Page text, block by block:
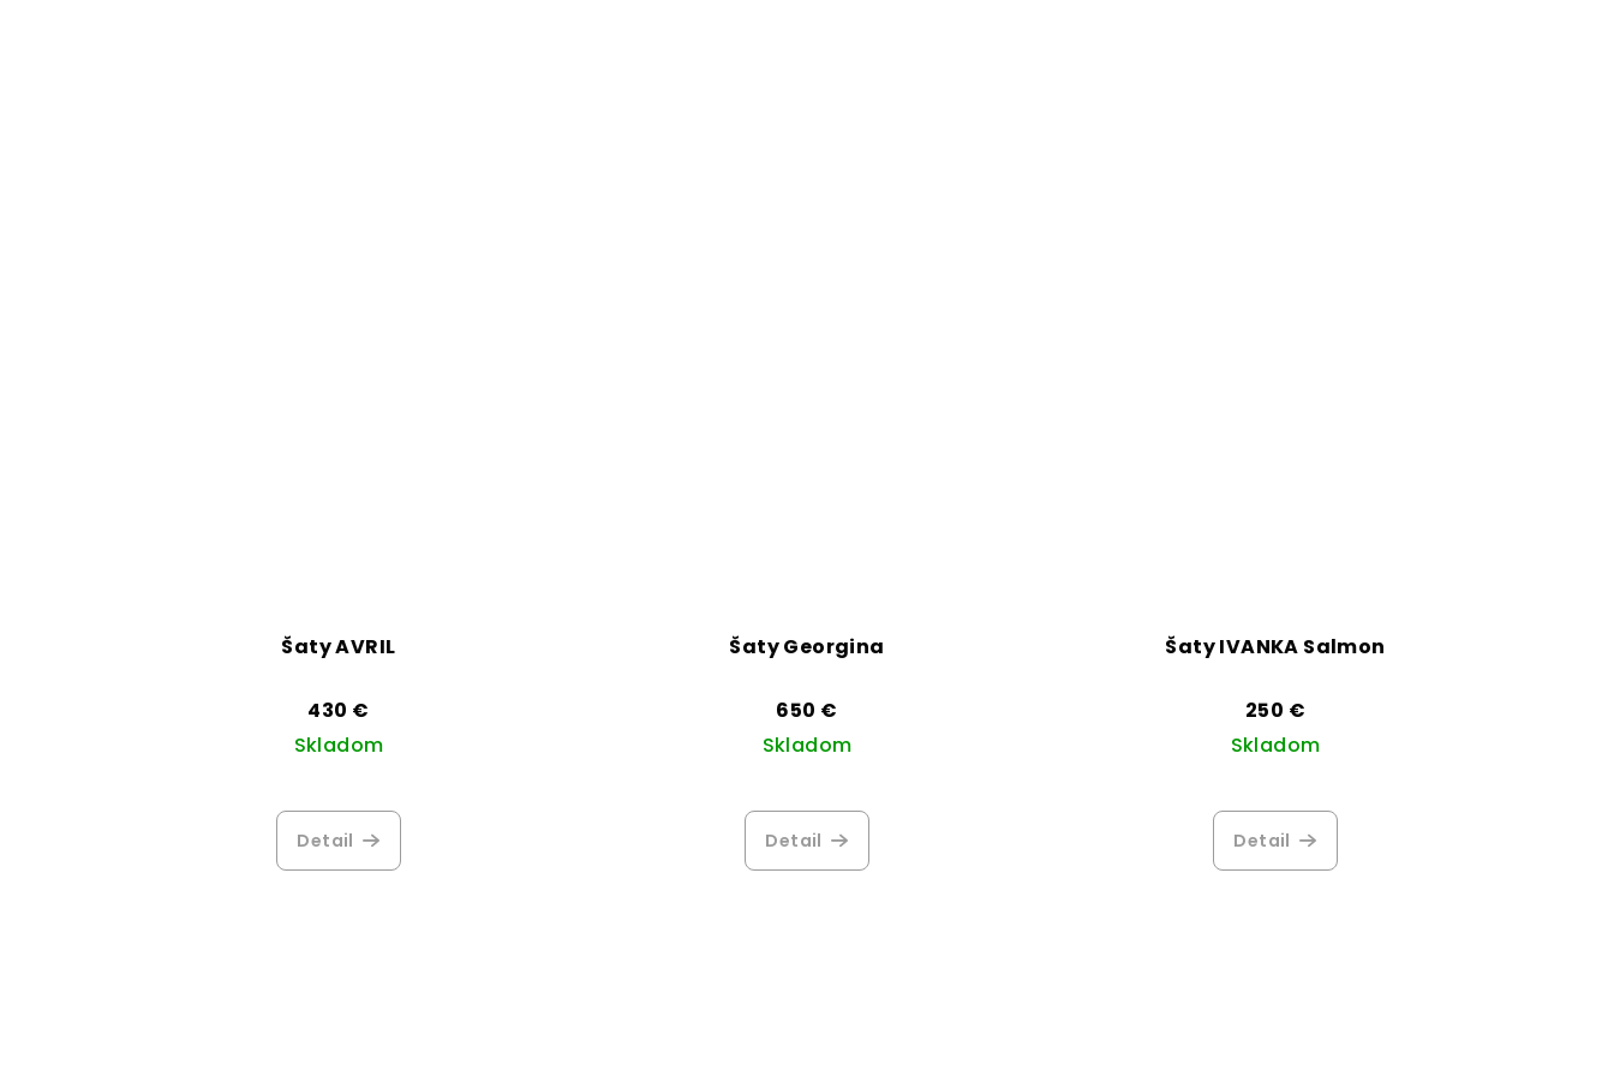
Šaty AVRIL
430 €
Skladom
hodnotenie
produktu
je
Detail
Šaty Georgina
650 €
Skladom
hodnotenie
produktu
je
Detail
Šaty IVANKA Salmon
250 €
Skladom
Detail